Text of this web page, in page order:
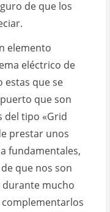
de que los
elemento
eléctrico de
estas que se
que son
del tipo «Grid
prestar unos
fundamentales,
que nos son
durante mucho